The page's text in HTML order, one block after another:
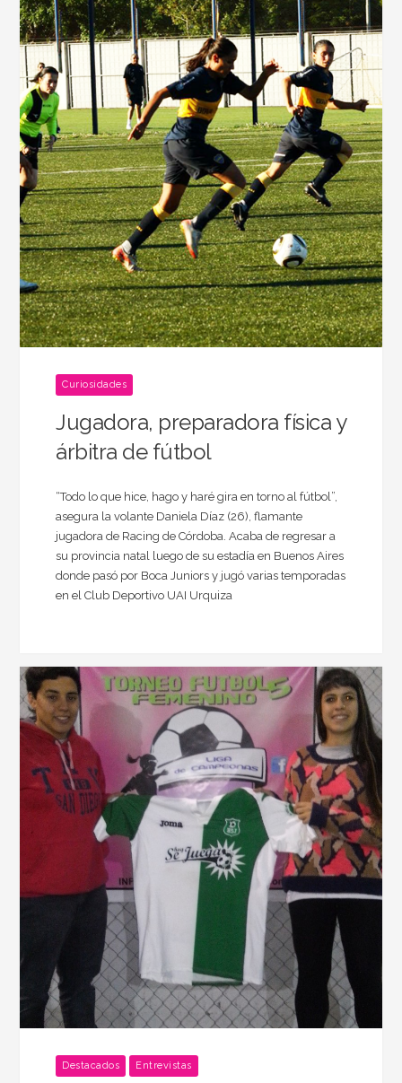
Curiosidades
Jugadora, preparadora física y
árbitra de fútbol
“Todo lo que hice, hago y haré gira en torno al fútbol”,
asegura la volante Daniela Díaz (26), flamante
jugadora de Racing de Córdoba. Acaba de regresar a
su provincia natal luego de su estadía en Buenos Aires
donde pasó por Boca Juniors y jugó varias temporadas
en el Club Deportivo UAI Urquiza
Destacados Entrevistas